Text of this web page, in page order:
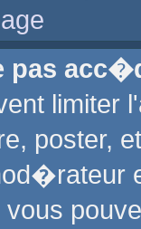
pas
poster,